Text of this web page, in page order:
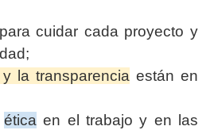
cuidar cada proyecto y
la transparencia están en
éticaen el trabajo y en las